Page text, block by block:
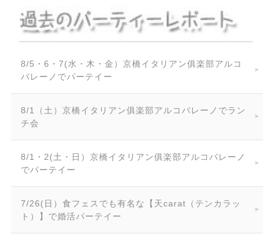
8/5・6・7(水・木・金）京橋イタリアン俱楽部アルコ
バレーノでパーテイー
8/1（土）京橋イタリアン俱楽部アルコバレーノでラン
チ会
8/1・2(土・日）京橋イタリアン俱楽部アルコバレーノ
でパーテイー
7/26(日）食フェスでも有名な【天carat（テンカラッ
ト）】で婚活パーテイー